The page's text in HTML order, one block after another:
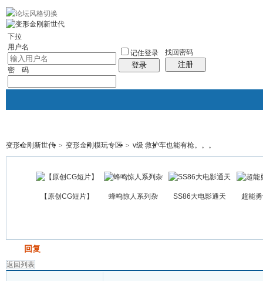
下拉
用户名
密 码
记住登录
登录
找回密码
注册
门户 论坛 图酷 资讯 群组
帖子
变形金刚新世代 > 变形金刚模玩专区 > v级 救护车也能有枪。。。
【原创CG短片】 蜂鸣惊人系列杂 SS86大电影通天 超能
回复
返回列表